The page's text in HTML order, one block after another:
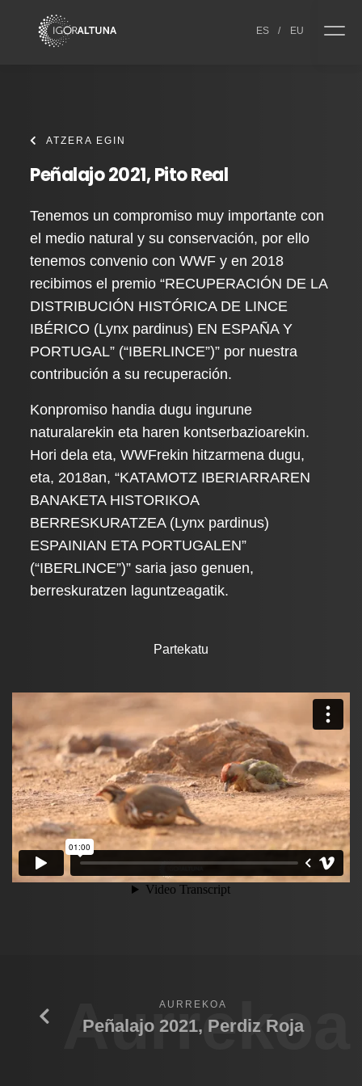
ES / EU
ATZERA EGIN
Peñalajo 2021, Pito Real
Tenemos un compromiso muy importante con
el medio natural y su conservación, por ello
tenemos convenio con WWF y en 2018
recibimos el premio “RECUPERACIÓN DE LA
DISTRIBUCIÓN HISTÓRICA DE LINCE
IBÉRICO (Lynx pardinus) EN ESPAÑA Y
PORTUGAL” (“IBERLINCE”)” por nuestra
contribución a su recuperación.
Konpromiso handia dugu ingurune
naturalarekin eta haren kontserbazioarekin.
Hori dela eta, WWFrekin hitzarmena dugu,
eta, 2018an, “KATAMOTZ IBERIARRAREN
BANAKETA HISTORIKOA
BERRESKURATZEA (Lynx pardinus)
ESPAINIAN ETA PORTUGALEN”
(“IBERLINCE”)” saria jaso genuen,
berreskuratzen laguntzeagatik.
Partekatu
Aurrekoa
AURREKOA
Peñalajo 2021, Perdiz Roja